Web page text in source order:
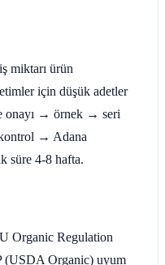
miktarı ürün
için düşük adetler
onayı → örnek → seri
→ Adana
süre 4-8 hafta.
Organic Regulation
(USDA Organic) uyum